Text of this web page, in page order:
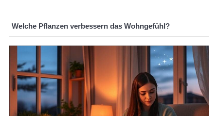
Welche Pflanzen verbessern das Wohngefühl?